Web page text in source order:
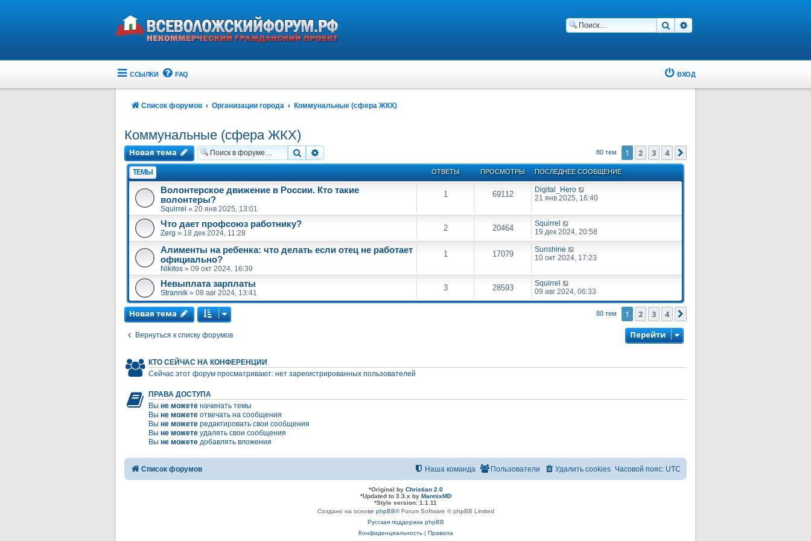
Поиск
ССЫЛКИ FAQ ВХОД
Список форумов Организации города Коммунальные (сфера ЖКХ)
Коммунальные (сфера ЖКХ)
Новая тема Поиск 80 тем 1 2 3 4
ТЕМЫ ОТВЕТЫ ПРОСМОТРЫ ПОСЛЕДНЕЕ СООБЩЕНИЕ
Волонтерское движение в России. Кто такие
волонтеры?
Squirrel » 20 янв 2025, 13:01
1 69112
Digital_Hero
21 янв 2025, 16:40
Что дает профсоюз работнику?
Zerg » 18 дек 2024, 11:28
2 20464
Squirrel
19 дек 2024, 20:58
Алименты на ребенка: что делать если отец не работает
официально?
Nikitos » 09 окт 2024, 16:39
1 17079
Sunshine
10 окт 2024, 17:23
Невыплата зарплаты
Strannik » 08 авг 2024, 13:41
3 28593
Squirrel
09 авг 2024, 06:33
Новая тема 80 тем 1 2 3 4
Вернуться к списку форумов Перейти
КТО СЕЙЧАС НА КОНФЕРЕНЦИИ
Сейчас этот форум просматривают: нет зарегистрированных пользователей
ПРАВА ДОСТУПА
Вы не можете начинать темы
Вы не можете отвечать на сообщения
Вы не можете редактировать свои сообщения
Вы не можете удалять свои сообщения
Вы не можете добавлять вложения
Список форумов Часовой пояс: UTC
Удалить cookies
Пользователи
Наша команда
*Original by Christian 2.0
*Updated to 3.3.x by MannixMD
*Style version: 1.1.11
Создано на основе phpBB® Forum Software © phpBB Limited
Русская поддержка phpBB
Конфиденциальность| Правила